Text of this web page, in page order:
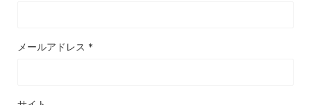
メールアドレス *